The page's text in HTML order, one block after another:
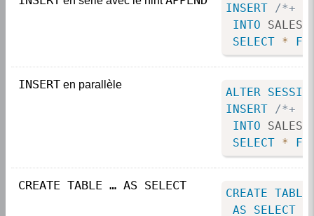
INTO
SELECT
*
INSERT en parallèle
ALTER
INSERT
/*+
INTO
SELECT
*
CREATE TABLE … AS SELECT
CREATE TABLE
AS SELECT